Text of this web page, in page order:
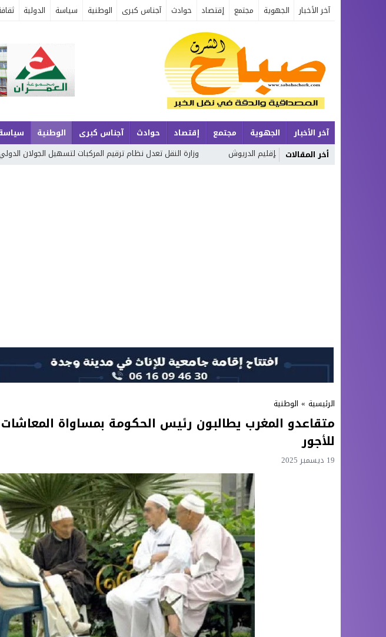
آخر الأخبار الجهوية مجتمع إقتصاد حوادث آجناس كبرى الوطنية سياسة الدولية
آخر الأخبار الجهوية مجتمع إقتصاد حوادث آجناس كبرى الوطنية
أخر المقالات
شاطئ «ثيزرا» بإقليم الدريوش وزارة النقل تعدل نظام ترقيم المركبات لتسهيل الجولان الدولي وتبسيط
الرئيسية » الوطنية
متقاعدو المغرب يطالبون رئيس الحكومة بمساواة
للأجور
19 ديسمبر 2025